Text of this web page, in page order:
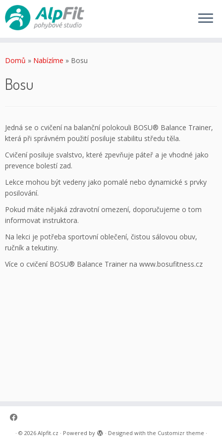
toDomů » Nabízíme » Bosu
Bosu
Jedná se o cvičení na balanční polokouli BOSU® Balance Trainer,
která při správném použití posiluje stabilitu středu těla.
Cvičení posiluje svalstvo, které zpevňuje páteř a je vhodné jako
prevence bolestí zad.
Lekce mohou být vedeny jako pomalé nebo dynamické s prvky
posilování.
Pokud máte nějaká zdravotní omezení, doporučujeme o tom
informovat instruktora.
Na lekci je potřeba sportovní oblečení, čistou sálovou obuv,
ručník a tekutiny.
Více o cvičení BOSU® Balance Trainer na www.bosufitness.cz
· © 2026 Alpfit.cz · Powered by · Designed with the Customizr theme ·